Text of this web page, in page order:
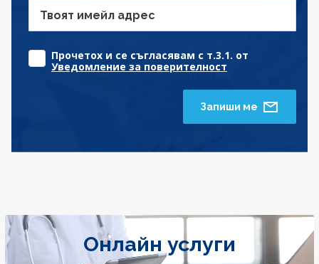
Твоят имейл адрес
Прочетох и се съгласявам с т.3.1. от
Уведомление за поверителност
Запиши ме
Онлайн услуги